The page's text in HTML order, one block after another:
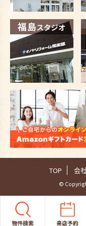
TOP 会
©